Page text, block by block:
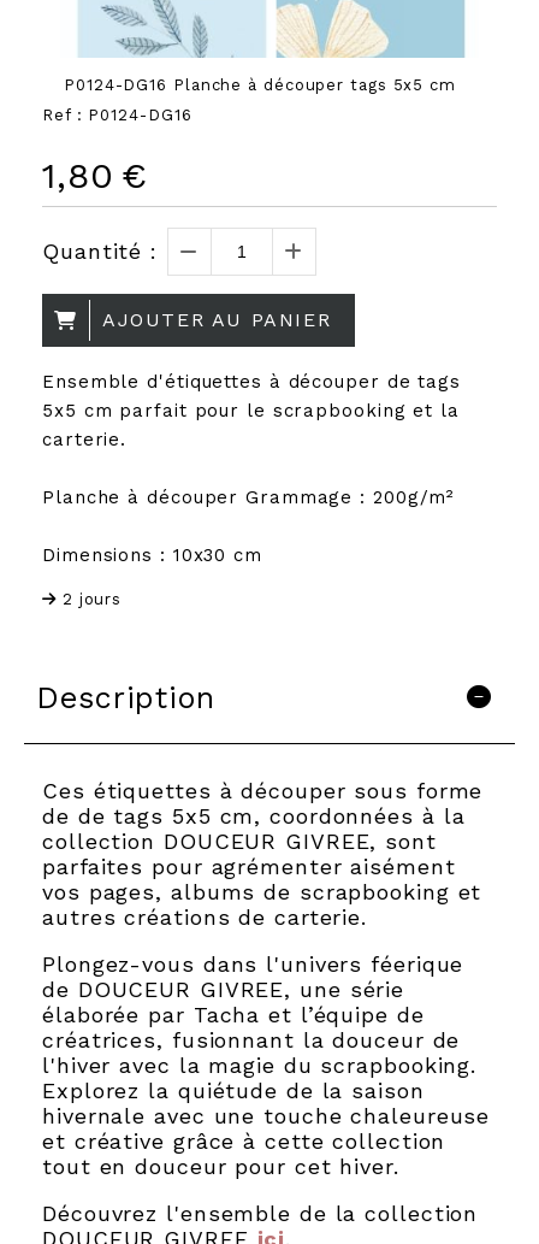
P0124-DG16 Planche à découper tags 5x5 cm
Ref : P0124-DG16
1,80 €
Quantité :
AJOUTER AU PANIER
Ensemble d'étiquettes à découper de tags
5x5 cm parfait pour le scrapbooking et la
carterie.
Planche à découper Grammage : 200g/m²
Dimensions : 10x30 cm
2 jours
Description
Ces étiquettes à découper sous forme
de de tags 5x5 cm, coordonnées à la
collection DOUCEUR GIVREE, sont
parfaites pour agrémenter aisément
vos pages, albums de scrapbooking et
autres créations de carterie.
Plongez-vous dans l'univers féerique
de DOUCEUR GIVREE, une série
élaborée par Tacha et l’équipe de
créatrices, fusionnant la douceur de
l'hiver avec la magie du scrapbooking.
Explorez la quiétude de la saison
hivernale avec une touche chaleureuse
et créative grâce à cette collection
tout en douceur pour cet hiver.
Découvrez l'ensemble de la collection
DOUCEUR GIVREE ici